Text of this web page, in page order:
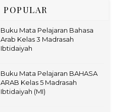
POPULAR
Buku Mata Pelajaran Bahasa
Arab Kelas 3 Madrasah
Ibtidaiyah
Buku Mata Pelajaran BAHASA
ARAB Kelas 5 Madrasah
Ibtidaiyah (MI)